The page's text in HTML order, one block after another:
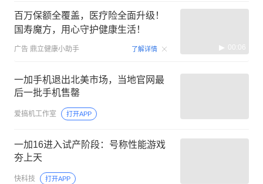
百万保额全覆盖，医疗险全面升级！
国寿魔方，用心守护健康生活！
广告 鼎立健康小助手 了解详情 00:06
一加手机退出北美市场，当地官网最
后一批手机售罄
爱搞机工作室 打开APP
一加16进入试产阶段：号称性能游戏
夯上天
快科技 打开APP